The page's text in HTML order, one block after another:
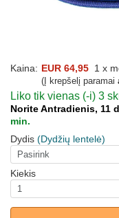
Kaina: EUR 64,95 1 x
(Į krepšelį paramai
Liko tik vienas (-i) 3
Norite Antradienis, 11
min.
Dydis (Dydžių lentelė)
Kiekis